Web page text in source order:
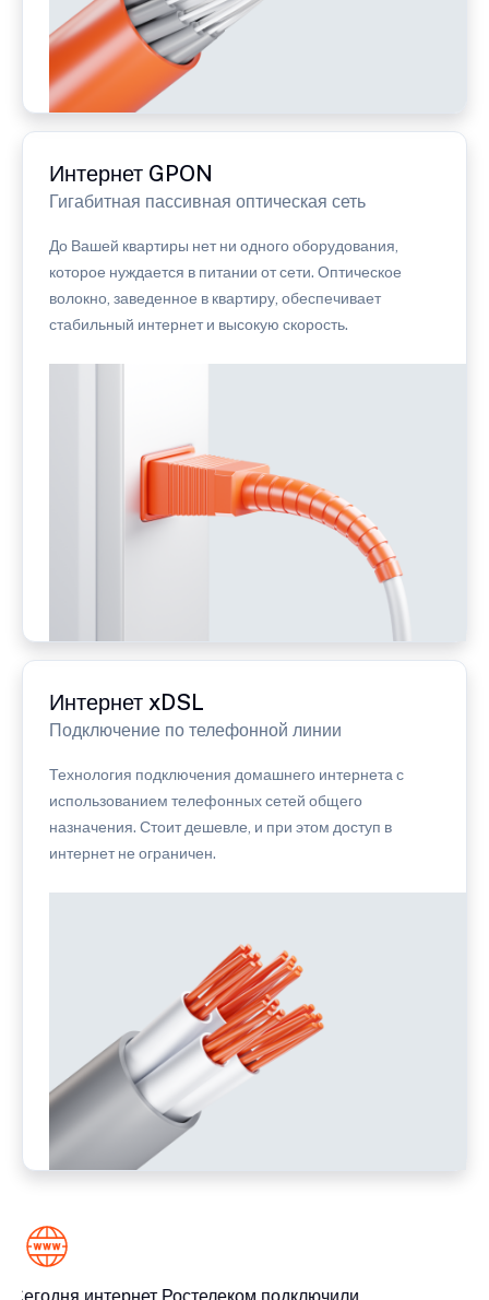
Интернет GPON
Гигабитная пассивная оптическая сеть
До Вашей квартиры нет ни одного оборудования,
которое нуждается в питании от сети. Оптическое
волокно, заведенное в квартиру, обеспечивает
стабильный интернет и высокую скорость.
Интернет xDSL
Подключение по телефонной линии
Технология подключения домашнего интернета с
использованием телефонных сетей общего
назначения. Стоит дешевле, и при этом доступ в
интернет не ограничен.